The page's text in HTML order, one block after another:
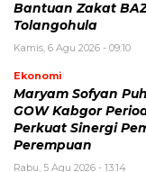
Bantuan Zakat
Tolangohula
Kamis, 6 Agu 2026 - 09:10
Ekonomi
Maryam Sofyan
GOW Kabgor
Perkuat Sinergi
Perempuan
Rabu, 5 Agu 2026 - 13:14